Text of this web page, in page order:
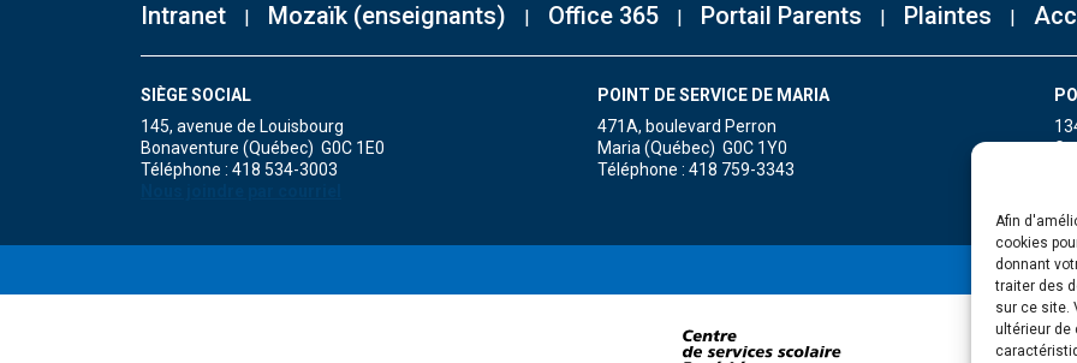
Afin
cookies
donnant
traiter des
sur ce site.
ultérieur de
Intranet Mozaïk (enseignants) Office 365 Portail Parents Plaintes
SIÈGE SOCIAL
145, avenue de Louisbourg
Bonaventure (Québec) G0C 1E0
Téléphone : 418 534-3003
POINT DE SERVICE DE MARIA
471A, boulevard Perron
Maria (Québec) G0C 1Y0
Téléphone : 418 759-3343